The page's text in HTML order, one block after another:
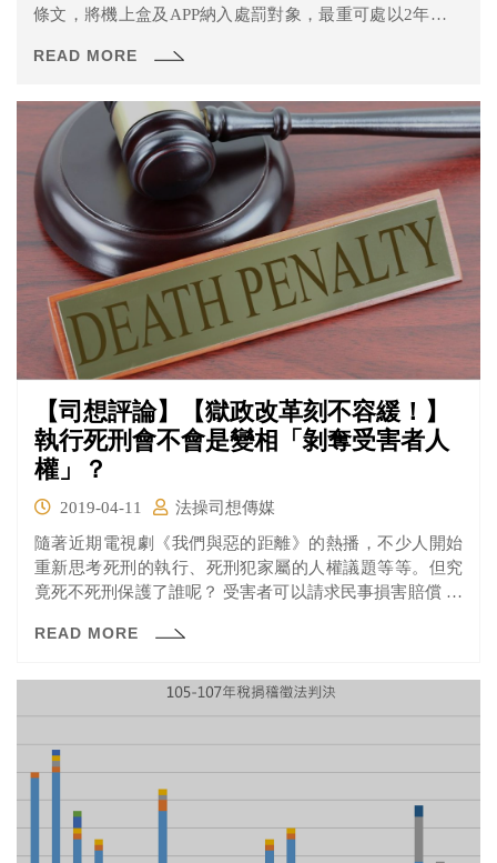
條文，將機上盒及APP納入處罰對象，最重可處以2年以下
READ MORE
【司想評論】【獄政改革刻不容緩！】
執行死刑會不會是變相「剝奪受害者人
權」？
2019-04-11
法操司想傳媒
隨著近期電視劇《我們與惡的距離》的熱播，不少人開始
重新思考死刑的執行、死刑犯家屬的人權議題等等。但究
竟死不死刑保護了誰呢？ 受害者可以請求民事損害賠償 大
「公法」角度來討論。今天，我們從一個大家可能比較少
READ MORE